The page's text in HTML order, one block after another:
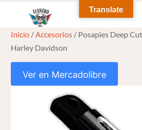
content
Inicio /Accesorios / Posapies Deep
Harley Davidson
Ver en Mercadolibre
Translate